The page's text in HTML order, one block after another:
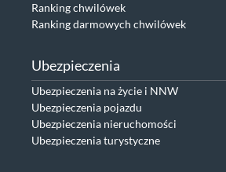
Ranking chwilówek
Ranking darmowych chwilówek
Ubezpieczenia
Ubezpieczenia na życie i NNW
Ubezpieczenia pojazdu
Ubezpieczenia nieruchomości
Ubezpieczenia turystyczne